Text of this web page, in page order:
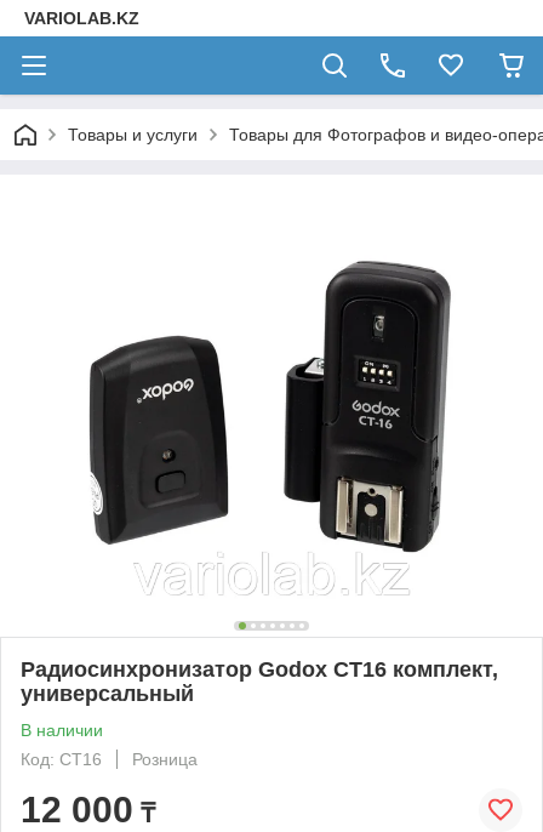
VARIOLAB.KZ
Товары и услуги Товары для Фотографов и видео-
Радиосинхронизатор Godox CT16 комплект,
универсальный
В наличии
Код: CT16
Розница
12 000 ₸